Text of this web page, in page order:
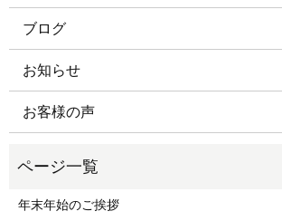
ブログ
お知らせ
お客様の声
年末年始のご挨拶